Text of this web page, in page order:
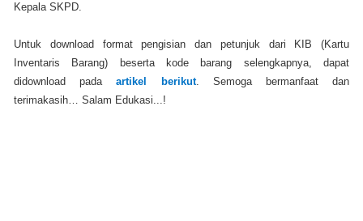
Kepala SKPD.
Untuk download format pengisian dan petunjuk dari KIB (Kartu
Inventaris Barang) beserta kode barang selengkapnya, dapat
didownload padaartikel berikut. Semoga bermanfaat dan
terimakasih… Salam Edukasi...!